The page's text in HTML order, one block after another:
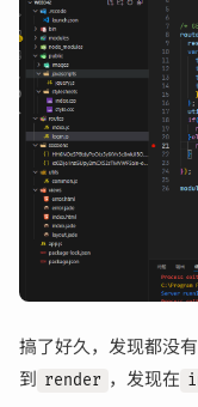
搞了好久，发现都没
到 render ，发现在